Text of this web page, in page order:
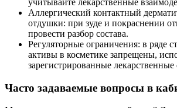
Аллергический контактный
отдушки: при зуде и покраснении
провести разбор состава.
Регуляторные ограничения: в ряде
активы в косметике запрещены,
зарегистрированные
Часто задаваемые вопросы в